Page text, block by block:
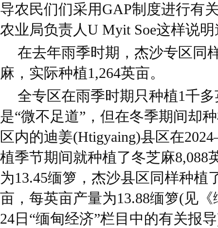
导农民们们采用GAP制度进行有
农业局负责人U Myit Soe这样说
在去年雨季时期，杰沙专区同
麻，实际种植1,264英亩。
全专区在雨季时期只种植1千
是“微不足道”，但在冬季期间却
区内的迪姜(Htigyaing)县区在
植季节期间就种植了冬芝麻8,088
为13.45缅箩，杰沙县区同样种植
亩，每英亩产量为13.88缅箩(见
24日“缅甸经济”栏目中的有关报